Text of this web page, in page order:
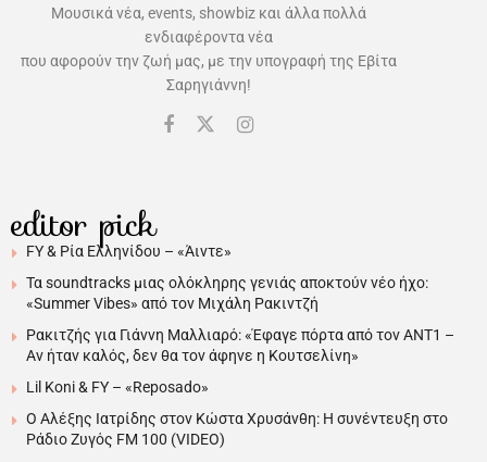
Μουσικά νέα, events, showbiz και άλλα πολλά
ενδιαφέροντα νέα
που αφορούν την ζωή μας, με την υπογραφή της Εβίτα
Σαρηγιάννη!
editor pick
FY & Ρία Ελληνίδου – «Άιντε»
Τα soundtracks μιας ολόκληρης γενιάς αποκτούν νέο ήχο:
«Summer Vibes» από τον Μιχάλη Ρακιντζή
Ρακιτζής για Γιάννη Μαλλιαρό: «Έφαγε πόρτα από τον ΑΝΤ1 –
Αν ήταν καλός, δεν θα τον άφηνε η Κουτσελίνη»
Lil Koni & FY – «Reposado»
Ο Αλέξης Ιατρίδης στον Κώστα Χρυσάνθη: Η συνέντευξη στο
Ράδιο Ζυγός FM 100 (VIDEO)